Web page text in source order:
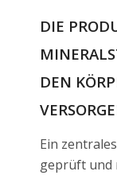
DIE
DEN
Ein
geprüft und